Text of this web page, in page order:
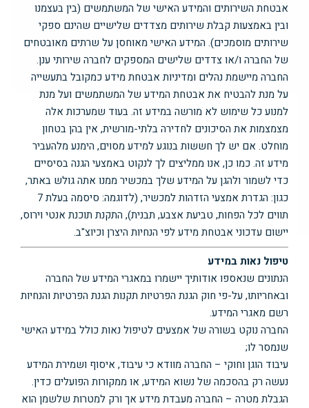
אבטחת השירותים והמידע האישי של המשתמשים (בין בעצמנו
ובין באמצעות קבלת שירותים מצדדים שלישיים שהינם ספקי
שירותים מוסמכים). המידע האישי מאוחסן על שרתים מאובטחים
של החברה ו/או צדדים שלישים המספקים לחברה שירותי ענן.
החברה מיישמת נהלים ומדיניות אבטחת מידע כמקובל בתעשייה
על מנת להבטיח את אבטחת המידע של המשתמשים ועל מנת
למנוע כל שימוש לא מורשה במידע זה. בעוד שמערכות אלה
מצמצמות את הסיכונים לחדירה בלתי-מורשית, אין בהן בטחון
מוחלט. אם יש לך חששות בנוגע למידע מסוים, הימנע מלהעביר
מידע זה. כמו כן, אנו ממליצים לך לנקוט באמצעי הגנה בסיסיים
כדי לשמור ולהגן על המידע שלך במכשיר ממנו אתה גולש באתר,
כגון: הגדרת אמצעי הזדהות למכשיר, (לדוגמה: סיסמה בעלת 7
תווים לכל הפחות, טביעת אצבע, תבנית), התקנת תוכנת אנטי וירוס,
יישום עדכוני אבטחת מידע לפי הנחיות היצרן וכיוצ"ב.
טיפול נאות במידע
הנתונים שנאספו אודותיך יישמרו במאגרי המידע של החברה
ובאחריותו, על-פי חוק הגנת הפרטיות תקנות הגנת הפרטיות והנחיות
רשם מאגרי המידע.
החברה נוקט בשורה של אמצעים לטיפול נאות כולל במידע האישי
שנמסר לו;
עיבוד הוגן וחוקי – החברה מוודא כי עיבוד, איסוף ושמירת המידע
נעשה רק בהסכמה של נשוא המידע, או ממקורות הפועלים כדין.
הגבלת מטרה – החברה מעבדת מידע אך ורק למטרות שלשמן הוא